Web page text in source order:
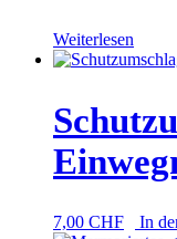
Weiterlesen
7,00 CHF In